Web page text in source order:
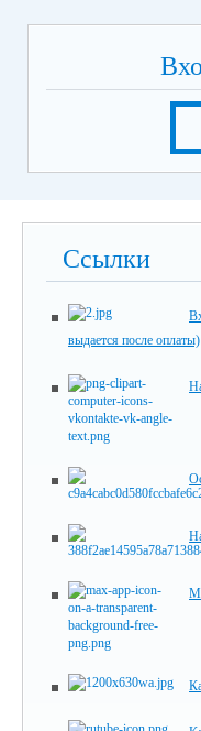
Ссылки
выдается после оплаты)